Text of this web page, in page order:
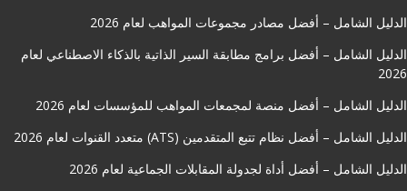
الدليل الشامل – أفضل مصادر مجموعات المواهب لعام 2026
الدليل الشامل – أفضل برامج مطابقة السير الذاتية بالذكاء الاصطناعي لعام
2026
الدليل الشامل – أفضل منصة لمجمعات المواهب للمؤسسات لعام 2026
الدليل الشامل – أفضل نظام تتبع المتقدمين (ATS) متعدد القنوات لعام 2026
الدليل الشامل – أفضل أداة لجدولة المقابلات الجماعية لعام 2026